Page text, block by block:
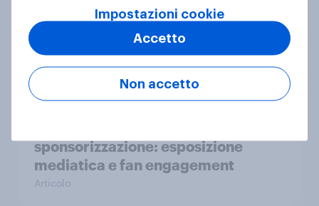
Giocare d’anticipo: il potenziale
dello Sport Femminile
Articolo
sponsorizzazione: esposizione
mediatica e fan engagement
Articolo
Impostazioni cookie
Non accetto
Accetto